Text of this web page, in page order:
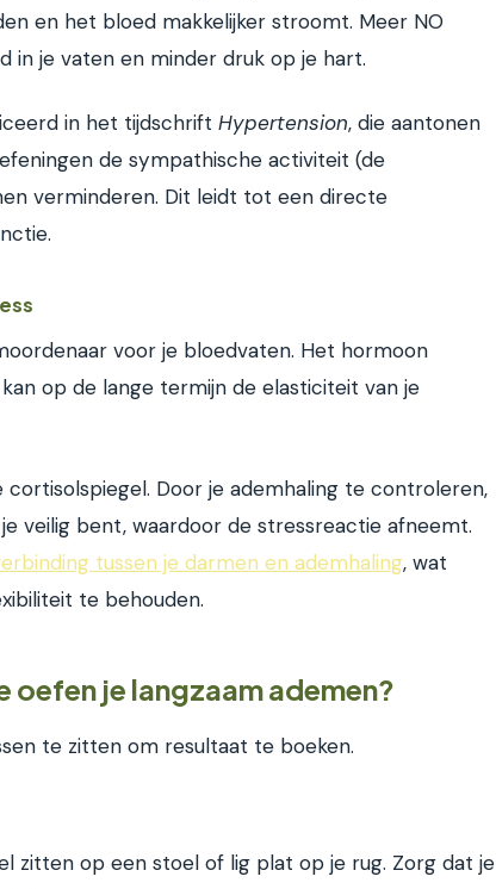
en het bloed makkelijker stroomt. Meer NO
in je vaten en minder druk op je hart.
in het tijdschrift Hypertension, die aantonen
de sympathische activiteit (de
verminderen. Dit leidt tot een directe
voor je bloedvaten. Het hormoon
op de lange termijn de elasticiteit van je
cortisolspiegel. Door je ademhaling te controleren,
veilig bent, waardoor de stressreactie afneemt.
tussen je darmen en ademhaling, wat
te behouden.
oefen je langzaam ademen?
te zitten om resultaat te boeken.
zitten op een stoel of lig plat op je rug. Zorg dat je